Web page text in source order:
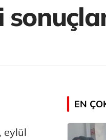
eylül
EN